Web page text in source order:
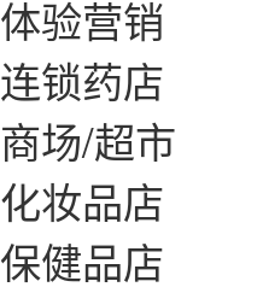
体验营销
连锁药店
商场/超市
化妆品店
保健品店